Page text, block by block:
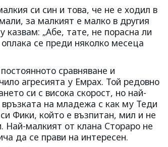
си син и това, че не е ходил в
за малкият е малко в другия
„Абе, тате, не порасна ли
се преди няколко месеца
сравняване и
агресията у Емрах. Той редовно
си с висока скорост, но най-
на младежа с как му Теди
Фики, който е възпитан, мил и не
Най-малкият от клана Стораро не
да се прави на интересен.